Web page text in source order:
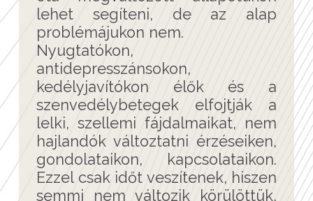
lehet segíteni, de az alap
problémájukon nem.
Nyugtatókon,
antidepresszánsokon,
kedélyjavítókon élők és a
szenvedélybetegek elfojtják a
lelki, szellemi fájdalmaikat, nem
hajlandók változtatni érzéseiken,
gondolataikon, kapcsolataikon.
Ezzel csak időt veszítenek, hiszen
semmi nem változik körülöttük,